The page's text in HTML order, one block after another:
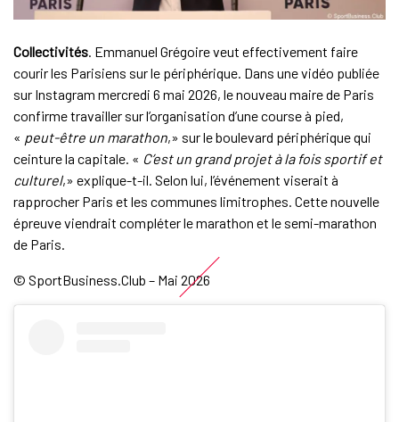
Collectivités. Emmanuel Grégoire veut effectivement faire
courir les Parisiens sur le périphérique. Dans une vidéo publiée
sur Instagram mercredi 6 mai 2026, le nouveau maire de Paris
confirme travailler sur l’organisation d’une course à pied,
« peut-être un marathon,» sur le boulevard périphérique qui
ceinture la capitale. « C’est un grand projet à la fois sportif et
culturel,» explique-t-il. Selon lui, l’événement viserait à
rapprocher Paris et les communes limitrophes. Cette nouvelle
épreuve viendrait compléter le marathon et le semi-marathon
de Paris.
© SportBusiness.Club – Mai 2026